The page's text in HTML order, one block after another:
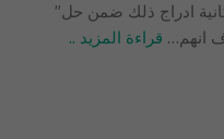
ادراج ذلك ضمن حل”
انهم… قراءة المزيد ..